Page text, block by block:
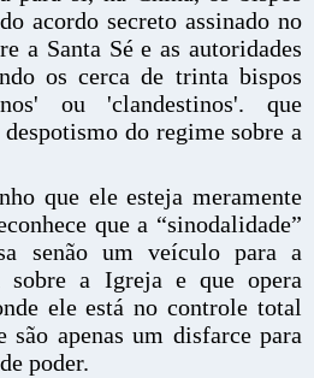
acordo secreto assinado no
a Santa Sé e as autoridades
os cerca de trinta bispos
ou 'clandestinos'. que
do regime sobre a
que ele esteja meramente
que a “sinodalidade”
senão um veículo para a
sobre a Igreja e que opera
ele está no controle total
são apenas um disfarce para
poder.